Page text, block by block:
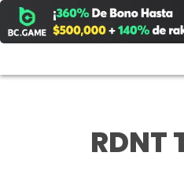
al
contenido
RDNT